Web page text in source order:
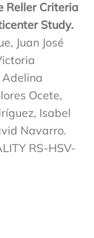
Reller Criteria
Study.
Juan José
Ocete,
Isabel
Navarro.
RS-HSV-